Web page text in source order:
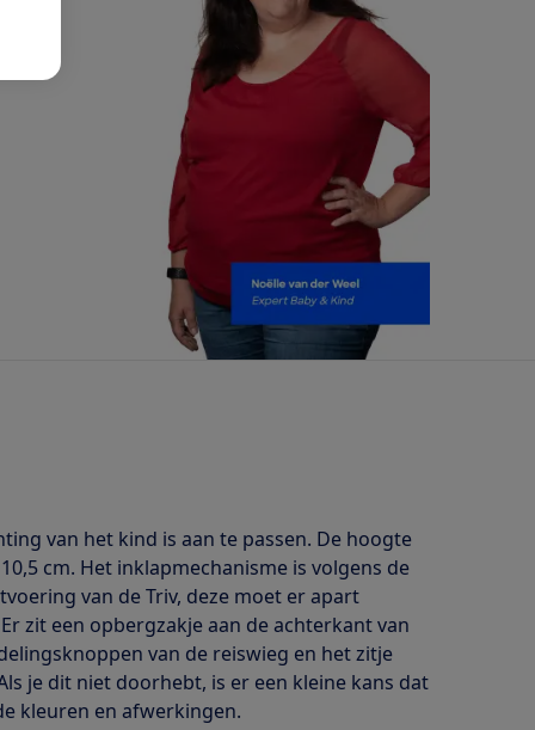
van het kind is aan te passen. De hoogte
cm. Het inklapmechanisme is volgens de
van de Triv, deze moet er apart
zit een opbergzakje aan de achterkant van
van de reiswieg en het zitje
je dit niet doorhebt, is er een kleine kans dat
kleuren en afwerkingen.